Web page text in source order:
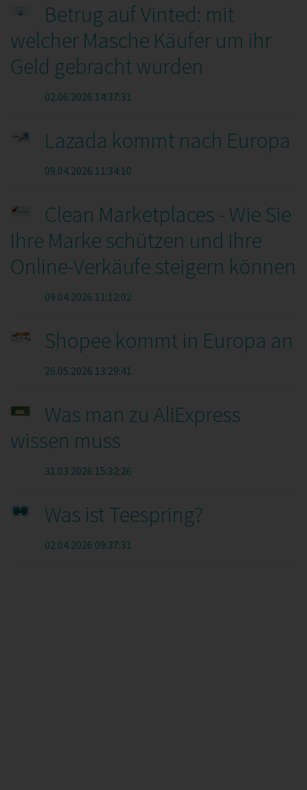
Betrug auf Vinted: mit
welcher Masche Käufer um ihr
Geld gebracht wurden
02.06.2026 14:37:31
Lazada kommt nach Europa
09.04.2026 11:34:10
Clean Marketplaces - Wie Sie
Ihre Marke schützen und Ihre
Online-Verkäufe steigern können
09.04.2026 11:12:02
Shopee kommt in Europa an
26.05.2026 13:29:41
Was man zu AliExpress
wissen muss
31.03.2026 15:32:26
Was ist Teespring?
02.04.2026 09:37:31